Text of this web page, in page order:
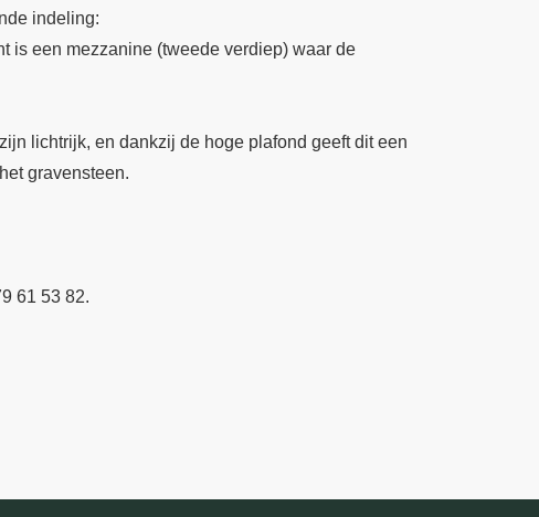
indeling:
is een mezzanine (tweede verdiep) waar de
lichtrijk, en dankzij de hoge plafond geeft dit een
gravensteen.
61 53 82.